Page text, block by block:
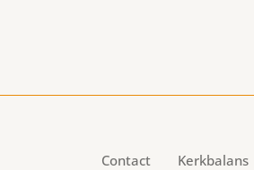
Contact Kerkbalans